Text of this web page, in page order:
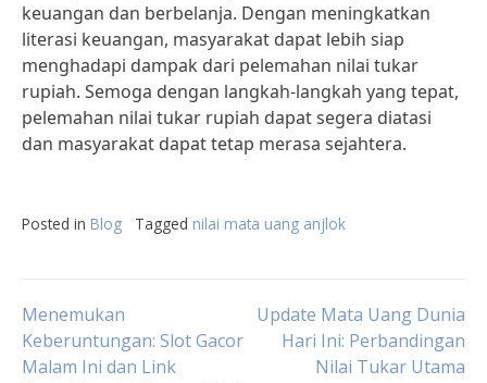
keuangan dan berbelanja. Dengan meningkatkan
literasi keuangan, masyarakat dapat lebih siap
menghadapi dampak dari pelemahan nilai tukar
rupiah. Semoga dengan langkah-langkah yang tepat,
pelemahan nilai tukar rupiah dapat segera diatasi
dan masyarakat dapat tetap merasa sejahtera.
Posted in Blog Tagged nilai mata uang anjlok
Post
Menemukan
Keberuntungan: Slot Gacor
Malam Ini dan Link
Update Mata Uang Dunia
Hari Ini: Perbandingan
Nilai Tukar Utama